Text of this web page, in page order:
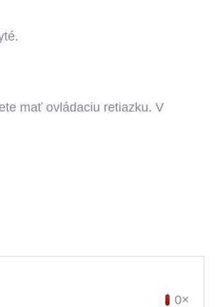
mať ovládaciu retiazku. V
0×